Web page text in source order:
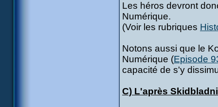
Les héros devront
Numérique.
(Voir les rubriques
Notons aussi que le
Numérique (Episode
capacité de s'y
C) L'après